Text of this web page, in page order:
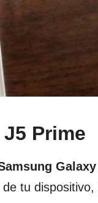
Prime
tu dispositivo,